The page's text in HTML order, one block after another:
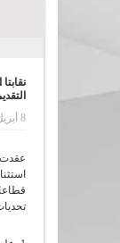
8 أبريل,2019
عقدت